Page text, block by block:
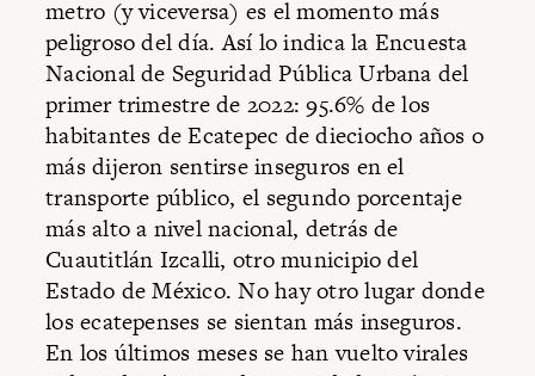
metro (y viceversa) es el momento más
peligroso del día. Así lo indica la Encuesta
Nacional de Seguridad Pública Urbana del
primer trimestre de 2022: 95.6% de los
habitantes de Ecatepec de dieciocho años o
más dijeron sentirse inseguros en el
transporte público, el segundo porcentaje
más alto a nivel nacional, detrás de
Cuautitlán Izcalli, otro municipio del
Estado de México. No hay otro lugar donde
los ecatepenses se sientan más inseguros.
En los últimos meses se han vuelto virales